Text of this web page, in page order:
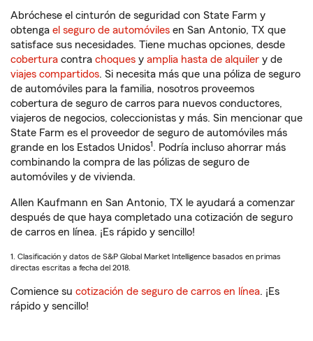
Abróchese el cinturón de seguridad con State Farm y
obtenga el seguro de automóviles en San Antonio, TX que
satisface sus necesidades. Tiene muchas opciones, desde
cobertura contra choques y amplia hasta de alquiler y de
viajes compartidos. Si necesita más que una póliza de seguro
de automóviles para la familia, nosotros proveemos
cobertura de seguro de carros para nuevos conductores,
viajeros de negocios, coleccionistas y más. Sin mencionar que
State Farm es el proveedor de seguro de automóviles más
grande en los Estados Unidos1. Podría incluso ahorrar más
combinando la compra de las pólizas de seguro de
automóviles y de vivienda.
Allen Kaufmann en San Antonio, TX le ayudará a comenzar
después de que haya completado una cotización de seguro
de carros en línea. ¡Es rápido y sencillo!
1. Clasificación y datos de S&P Global Market Intelligence basados en primas
directas escritas a fecha del 2018.
Comience su cotización de seguro de carros en línea. ¡Es
rápido y sencillo!